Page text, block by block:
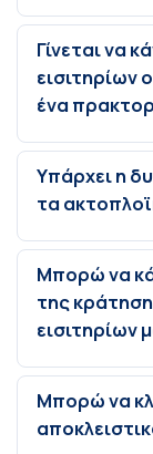
Γίνεται να
εισιτηρίων
ένα
Υπάρχει η
τα
Μπορώ να
της
εισιτηρίων
Μπορώ να